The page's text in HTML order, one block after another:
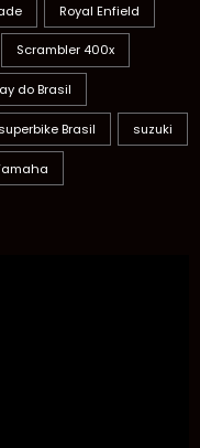
Royal Enfield
Scrambler 400x
do Brasil
Brasil suzuki